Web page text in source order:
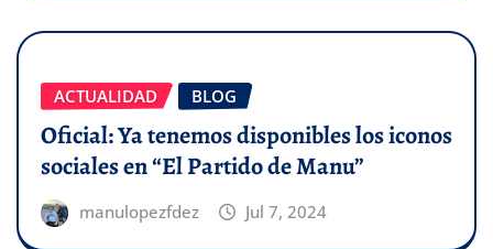
ACTUALIDAD BLOG
Oficial: Ya tenemos disponibles los iconos
sociales en “El Partido de Manu”
manulopezfdez Jul 7, 2024